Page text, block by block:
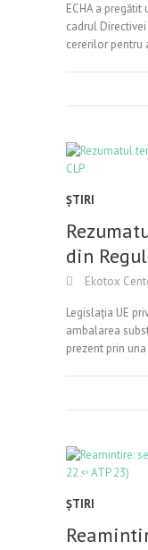
ECHA a
cadrul
cererilor pentru
ŞTIRI
din
Ekotox
Legislația UE
ambalarea
prezent prin
ŞTIRI